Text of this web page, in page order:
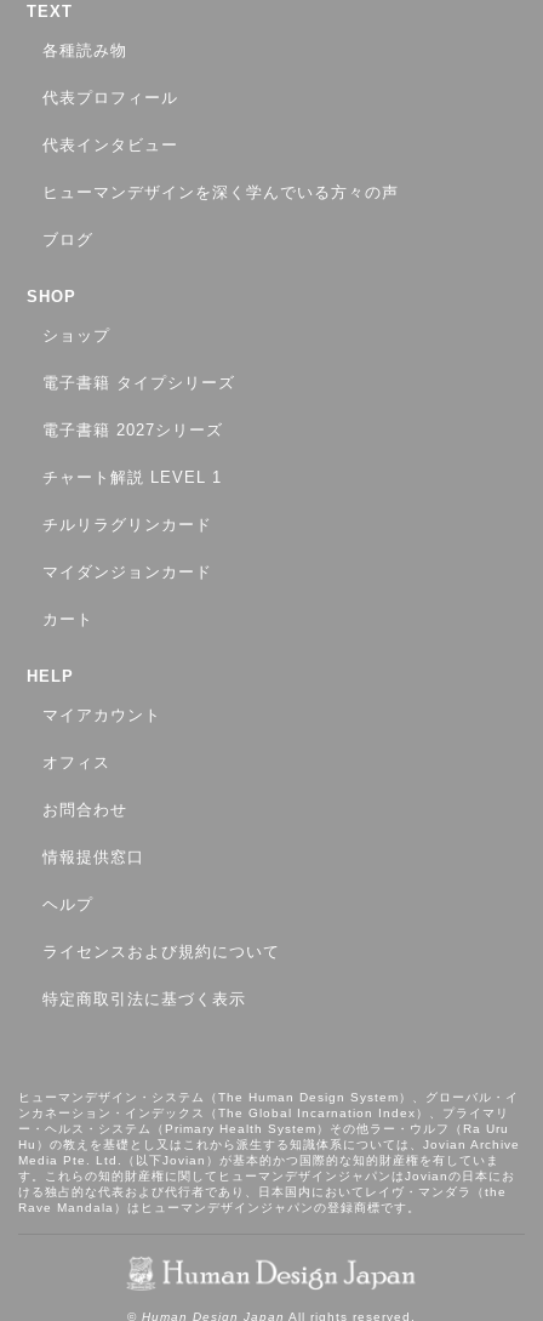
TEXT
各種読み物
代表プロフィール
代表インタビュー
ヒューマンデザインを深く学んでいる方々の声
ブログ
SHOP
ショップ
電子書籍 タイプシリーズ
電子書籍 2027シリーズ
チャート解説 LEVEL 1
チルリラグリンカード
マイダンジョンカード
カート
HELP
マイアカウント
オフィス
お問合わせ
情報提供窓口
ヘルプ
ライセンスおよび規約について
特定商取引法に基づく表示
ヒューマンデザイン・システム（The Human Design System）、グローバル・イ
ンカネーション・インデックス（The Global Incarnation Index）、プライマリ
ー・ヘルス・システム（Primary Health System）その他ラー・ウルフ（Ra Uru
Hu）の教えを基礎とし⼜はこれから派⽣する知識体系については、Jovian Archive
Media Pte. Ltd.（以下Jovian）が基本的かつ国際的な知的財産権を有していま
す。これらの知的財産権に関してヒューマンデザインジャパンはJovianの日本にお
ける独占的な代表および代行者であり、日本国内においてレイヴ・マンダラ（the
Rave Mandala）はヒューマンデザインジャパンの登録商標です。
© Human Design Japan All rights reserved.